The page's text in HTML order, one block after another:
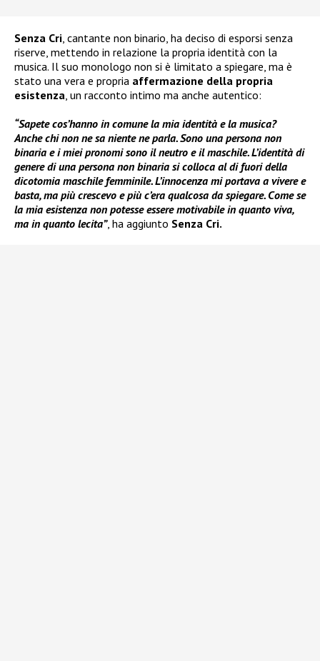
Senza Cri, cantante non binario, ha deciso di esporsi senza
riserve, mettendo in relazione la propria identità con la
musica. Il suo monologo non si è limitato a spiegare, ma è
stato una vera e propria affermazione della propria
esistenza, un racconto intimo ma anche autentico:
“Sapete cos’hanno in comune la mia identità e la musica?
Anche chi non ne sa niente ne parla. Sono una persona non
binaria e i miei pronomi sono il neutro e il maschile. L’identità di
genere di una persona non binaria si colloca al di fuori della
dicotomia maschile femminile. L’innocenza mi portava a vivere e
basta, ma più crescevo e più c’era qualcosa da spiegare. Come se
la mia esistenza non potesse essere motivabile in quanto viva,
ma in quanto lecita”, ha aggiunto Senza Cri.